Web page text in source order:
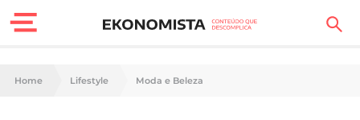
Finanças Pessoais
Home Lifestyle Moda e Beleza